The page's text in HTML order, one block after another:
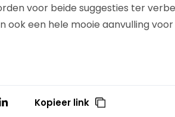
voor beide suggesties ter
ook een hele mooie aanvulling
Kopieer link